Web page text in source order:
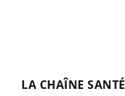
LA CHAÎNE SANTÉ